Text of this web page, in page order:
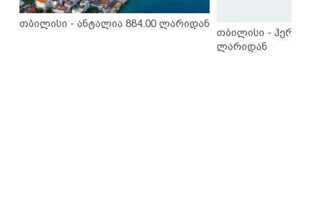
თბილისი - ანტალია 884.00 ლარიდან
თბილისი -
ლარიდან